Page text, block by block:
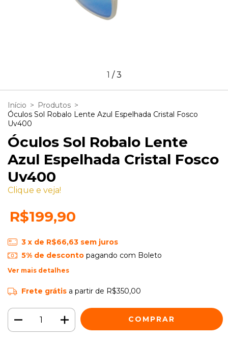
1 /3
Início > Produtos >
Óculos Sol Robalo Lente Azul Espelhada Cristal Fosco
Uv400
Óculos Sol Robalo Lente
Azul Espelhada Cristal Fosco
Uv400
Clique e veja!
R$199,90
3 x de R$66,63 sem juros
5% de descontopagando com Boleto
Ver mais detalhes
Frete grátis a partir de R$350,00